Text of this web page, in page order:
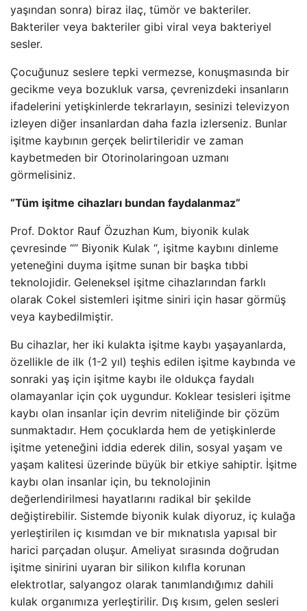
yaşından sonra) biraz ilaç, tümör ve bakteriler.
Bakteriler veya bakteriler gibi viral veya bakteriyel
sesler.
Çocuğunuz seslere tepki vermezse, konuşmasında bir
gecikme veya bozukluk varsa, çevrenizdeki insanların
ifadelerini yetişkinlerde tekrarlayın, sesinizi televizyon
izleyen diğer insanlardan daha fazla izlerseniz. Bunlar
işitme kaybının gerçek belirtileridir ve zaman
kaybetmeden bir Otorinolaringoan uzmanı
görmelisiniz.
“Tüm işitme cihazları bundan faydalanmaz”
Prof. Doktor Rauf Özuzhan Kum, biyonik kulak
çevresinde “” Biyonik Kulak “, işitme kaybını dinleme
yeteneğini duyma işitme sunan bir başka tıbbi
teknolojidir. Geleneksel işitme cihazlarından farklı
olarak Cokel sistemleri işitme siniri için hasar görmüş
veya kaybedilmiştir.
Bu cihazlar, her iki kulakta işitme kaybı yaşayanlarda,
özellikle de ilk (1-2 yıl) teşhis edilen işitme kaybında ve
sonraki yaş için işitme kaybı ile oldukça faydalı
olamayanlar için çok uygundur. Koklear tesisleri işitme
kaybı olan insanlar için devrim niteliğinde bir çözüm
sunmaktadır. Hem çocuklarda hem de yetişkinlerde
işitme yeteneğini iddia ederek dilin, sosyal yaşam ve
yaşam kalitesi üzerinde büyük bir etkiye sahiptir. İşitme
kaybı olan insanlar için, bu teknolojinin
değerlendirilmesi hayatlarını radikal bir şekilde
değiştirebilir. Sistemde biyonik kulak diyoruz, iç kulağa
yerleştirilen iç kısımdan ve bir mıknatısla yapısal bir
harici parçadan oluşur. Ameliyat sırasında doğrudan
işitme sinirini uyaran bir silikon kılıfla korunan
elektrotlar, salyangoz olarak tanımlandığımız dahili
kulak organımıza yerleştirilir. Dış kısım, gelen sesleri